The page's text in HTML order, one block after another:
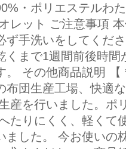
・ポリエステルわ
レット ご注意事項
ず手洗いをしてくだ
くまで1週間前後時
。 その他商品説明
布団生産工場、快適
産を行いました。ポ
たりにくく、軽くて
ました。 今お使いの